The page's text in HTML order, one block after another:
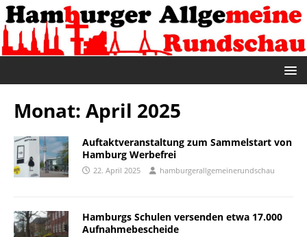
Monat: April 2025
Auftaktveranstaltung zum Sammelstart von
Hamburg Werbefrei
22. April 2025 hamburgerallgemeinerundschau
Hamburgs Schulen versenden etwa 17.000
Aufnahmebescheide